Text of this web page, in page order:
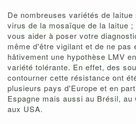
De nombreuses variétés de
virus de la mosaïque de la laitue ;
vous aider à poser votre
même d'être vigilant et de ne pas
hâtivement une hypothèse LMV
variété tolérante. En effet, des
contourner cette résistance ont
plusieurs pays d'Europe et en
Espagne mais aussi au Brésil,
aux USA.